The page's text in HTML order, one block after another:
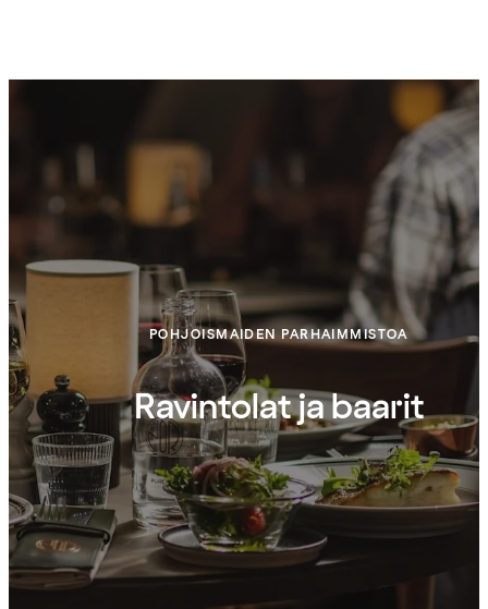
POHJOISMAIDEN PARHAIMMISTOA
Ravintolat ja baarit